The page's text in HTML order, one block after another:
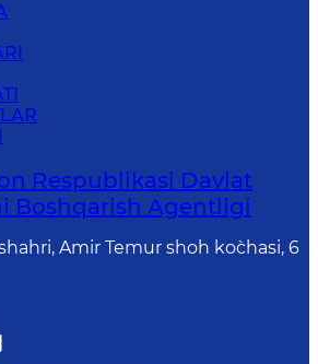
Respublikasi Davlat
Boshqarish Agentligi
Amir Temur shoh ko`chasi, 6